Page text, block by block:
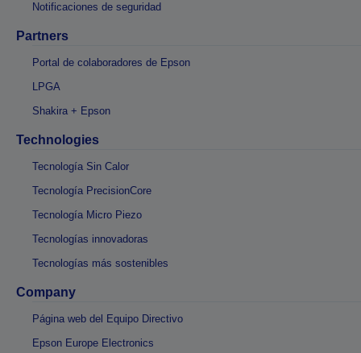
Notificaciones de seguridad
Partners
Portal de colaboradores de Epson
LPGA
Shakira + Epson
Technologies
Tecnología Sin Calor
Tecnología PrecisionCore
Tecnología Micro Piezo
Tecnologías innovadoras
Tecnologías más sostenibles
Company
Página web del Equipo Directivo
Epson Europe Electronics